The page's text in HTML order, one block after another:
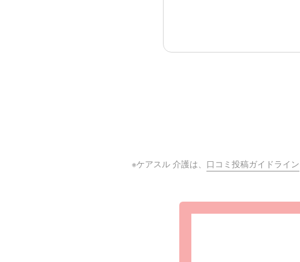
※ケアスル 介護は、 口コミ投稿ガイドライン